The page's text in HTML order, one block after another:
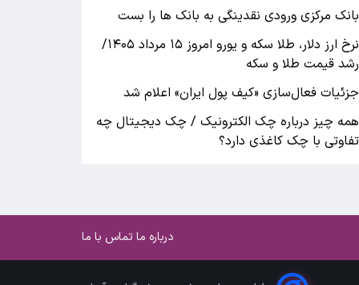
بانک مرکزی ورودی نقدینگی به بانک ها را بست
نرخ ارز دلار، طلا سکه و یورو امروز ۱۵ مرداد ۱۴۰۵/
رشد قیمت طلا و سکه
جزئیات فعال‌سازی «کیف پول ایران» اعلام شد
همه چیز درباره چک الکترونیک / چک دیجیتال چه
تفاوتی با چک کاغذی دارد؟
درباره ماتماس با ما